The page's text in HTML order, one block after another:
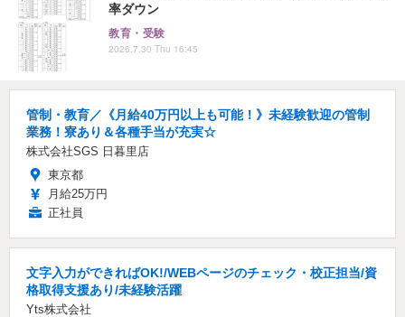
率ダウン
教育・受験
2026.7.30 Thu 16:45
管制・教育／《月給40万円以上も可能！》未経験歓迎の管制
業務！寮あり＆各種手当が充実☆
株式会社SGS 日暮里店
東京都
月給25万円
正社員
文字入力ができればOK!/WEBページのチェック・校正担当/資
格取得支援あり/未経験活躍
Yts株式会社